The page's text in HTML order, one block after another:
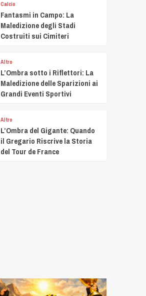
Calcio
Fantasmi in Campo: La
Maledizione degli Stadi
Costruiti sui Cimiteri
Altro
L’Ombra sotto i Riflettori: La
Maledizione delle Sparizioni ai
Grandi Eventi Sportivi
Altro
L’Ombra del Gigante: Quando
il Gregario Riscrive la Storia
del Tour de France